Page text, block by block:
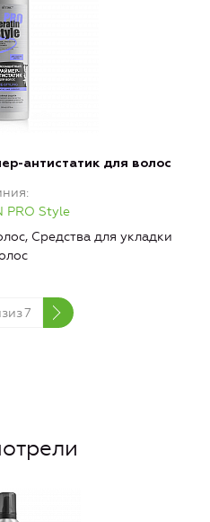
антистатик для волос
PRO Style
Средства для укладки
7